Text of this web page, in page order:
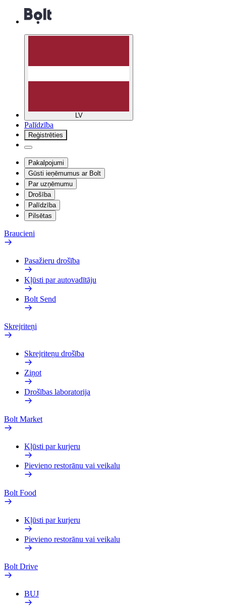
LV
Palīdzība
Reģistrēties
Pakalpojumi
Gūsti ieņēmumus ar Bolt
Par uzņēmumu
Drošība
Palīdzība
Pilsētas
Braucieni
Pasažieru drošība
Kļūsti par autovadītāju
Bolt Send
Skrejriteņi
Skrejriteņu drošība
Ziņot
Drošības laboratorija
Bolt Market
Kļūsti par kurjeru
Pievieno restorānu vai veikalu
Bolt Food
Kļūsti par kurjeru
Pievieno restorānu vai veikalu
Bolt Drive
BUJ